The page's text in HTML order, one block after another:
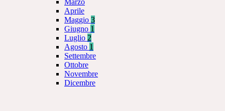
Marzo
Aprile
Maggio 3
Giugno 1
Luglio 2
Agosto 1
Settembre
Ottobre
Novembre
Dicembre